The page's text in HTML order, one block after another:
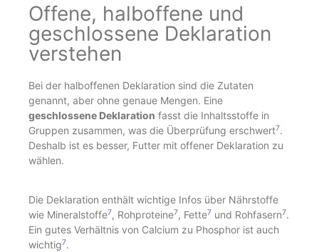
Offene, halboffene und
geschlossene Deklaration
verstehen
Bei der halboffenen Deklaration sind die Zutaten
genannt, aber ohne genaue Mengen. Eine
geschlossene Deklaration fasst die Inhaltsstoffe in
Gruppen zusammen, was die Überprüfung erschwert7.
Deshalb ist es besser, Futter mit offener Deklaration zu
wählen.
Die Deklaration enthält wichtige Infos über Nährstoffe
wie Mineralstoffe7, Rohproteine7, Fette7 und Rohfasern7.
Ein gutes Verhältnis von Calcium zu Phosphor ist auch
wichtig7.